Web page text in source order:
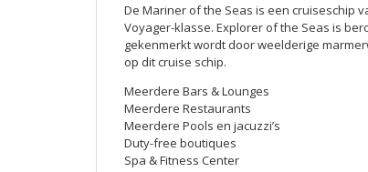
De Mariner of the Seas is een cruiseschip
Voyager-klasse. Explorer of the Seas is
gekenmerkt wordt door weelderige
op dit cruise schip.
Meerdere Bars & Lounges
Meerdere Restaurants
Meerdere Pools en jacuzzi’s
Duty-free boutiques
Spa & Fitness Center